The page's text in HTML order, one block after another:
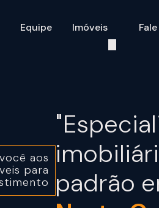
Imóveis
Equipe
aos
para
padrão